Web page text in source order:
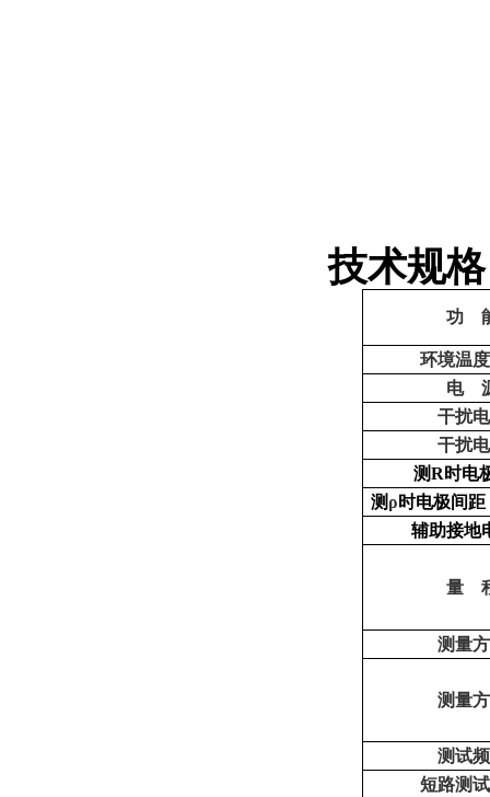
技术规格
功
环境温
电
干扰
干扰
测R时电
测 ρ 时电极间距
辅助接地
量
测量
测量
测试
短路测